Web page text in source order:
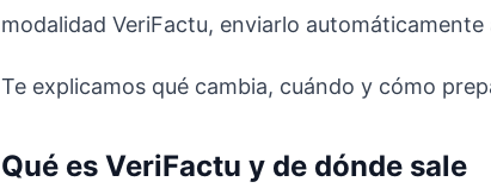
modalidad VeriFactu, enviarlo automáticamente
Te explicamos qué cambia, cuándo y cómo
Qué es VeriFactu y de dónde sale